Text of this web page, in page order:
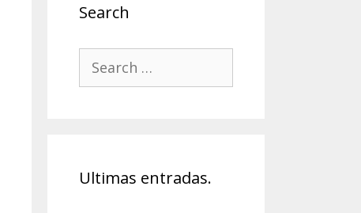
Search
for:
Ultimas entradas.